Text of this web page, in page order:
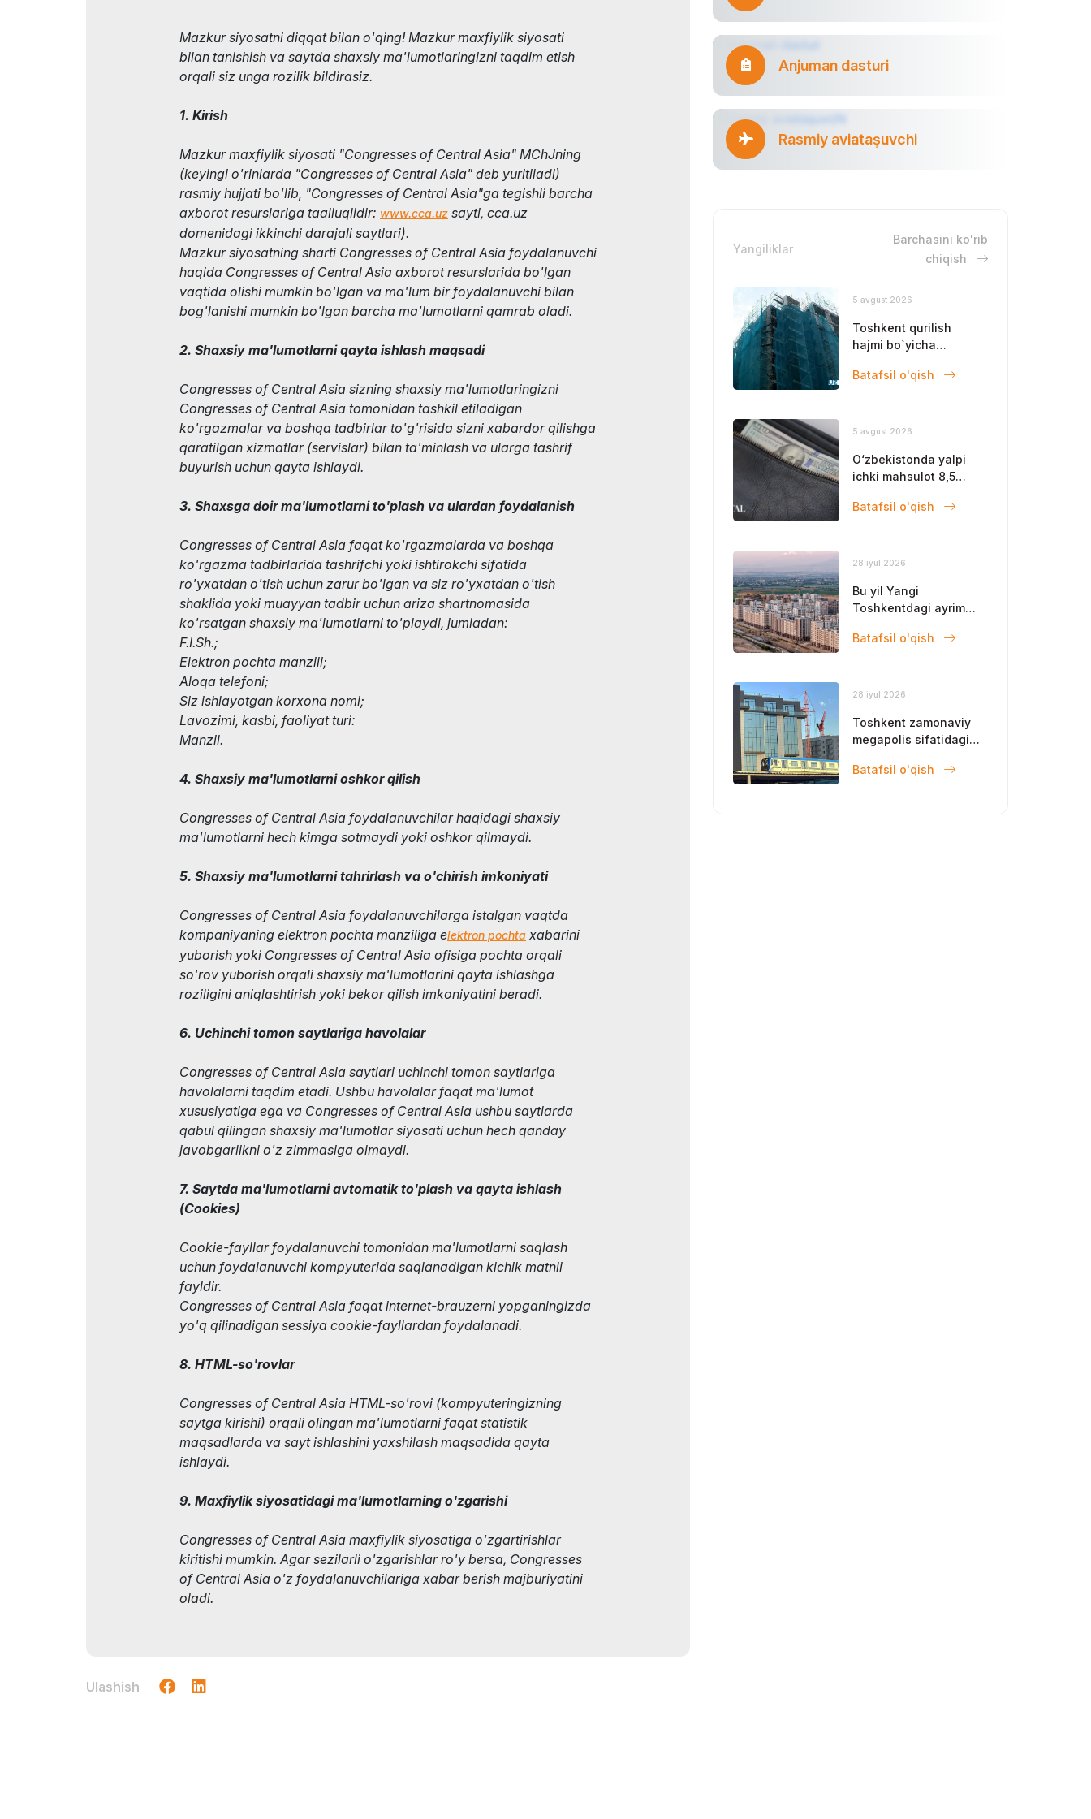
Mazkur siyosatni diqqat bilan o'qing! Mazkur maxfiylik siyosati
bilan tanishish va saytda shaxsiy ma'lumotlaringizni taqdim etish
orqali siz unga rozilik bildirasiz.
1. Kirish
Mazkur maxfiylik siyosati "Congresses of Central Asia" MChJning
(keyingi o'rinlarda "Congresses of Central Asia" deb yuritiladi)
rasmiy hujjati bo'lib, "Congresses of Central Asia"ga tegishli barcha
axborot resurslariga taalluqlidir: www.cca.uz sayti, cca.uz
domenidagi ikkinchi darajali saytlari).
Mazkur siyosatning sharti Congresses of Central Asia foydalanuvchi
haqida Congresses of Central Asia axborot resurslarida bo'lgan
vaqtida olishi mumkin bo'lgan va ma'lum bir foydalanuvchi bilan
bog'lanishi mumkin bo'lgan barcha ma'lumotlarni qamrab oladi.
2. Shaxsiy ma'lumotlarni qayta ishlash maqsadi
Congresses of Central Asia sizning shaxsiy ma'lumotlaringizni
Congresses of Central Asia tomonidan tashkil etiladigan
ko'rgazmalar va boshqa tadbirlar to'g'risida sizni xabardor qilishga
qaratilgan xizmatlar (servislar) bilan ta'minlash va ularga tashrif
buyurish uchun qayta ishlaydi.
3. Shaxsga doir ma'lumotlarni to'plash va ulardan foydalanish
Congresses of Central Asia faqat ko'rgazmalarda va boshqa
ko'rgazma tadbirlarida tashrifchi yoki ishtirokchi sifatida
ro'yxatdan o'tish uchun zarur bo'lgan va siz ro'yxatdan o'tish
shaklida yoki muayyan tadbir uchun ariza shartnomasida
ko'rsatgan shaxsiy ma'lumotlarni to'playdi, jumladan:
F.I.Sh.;
Elektron pochta manzili;
Aloqa telefoni;
Siz ishlayotgan korxona nomi;
Lavozimi, kasbi, faoliyat turi:
Manzil.
4. Shaxsiy ma'lumotlarni oshkor qilish
Congresses of Central Asia foydalanuvchilar haqidagi shaxsiy
ma'lumotlarni hech kimga sotmaydi yoki oshkor qilmaydi.
5. Shaxsiy ma'lumotlarni tahrirlash va o'chirish imkoniyati
Congresses of Central Asia foydalanuvchilarga istalgan vaqtda
kompaniyaning elektron pochta manziliga elektron pochta xabarini
yuborish yoki Congresses of Central Asia ofisiga pochta orqali
so'rov yuborish orqali shaxsiy ma'lumotlarini qayta ishlashga
roziligini aniqlashtirish yoki bekor qilish imkoniyatini beradi.
6. Uchinchi tomon saytlariga havolalar
Congresses of Central Asia saytlari uchinchi tomon saytlariga
havolalarni taqdim etadi. Ushbu havolalar faqat ma'lumot
xususiyatiga ega va Congresses of Central Asia ushbu saytlarda
qabul qilingan shaxsiy ma'lumotlar siyosati uchun hech qanday
javobgarlikni o'z zimmasiga olmaydi.
7. Saytda ma'lumotlarni avtomatik to'plash va qayta ishlash
(Сookies)
Cookie-fayllar foydalanuvchi tomonidan ma'lumotlarni saqlash
uchun foydalanuvchi kompyuterida saqlanadigan kichik matnli
fayldir.
Congresses of Central Asia faqat internet-brauzerni yopganingizda
yo'q qilinadigan sessiya cookie-fayllardan foydalanadi.
8. HTML-so'rovlar
Congresses of Central Asia HTML-so'rovi (kompyuteringizning
saytga kirishi) orqali olingan ma'lumotlarni faqat statistik
maqsadlarda va sayt ishlashini yaxshilash maqsadida qayta
ishlaydi.
9. Maxfiylik siyosatidagi ma'lumotlarning o'zgarishi
Congresses of Central Asia maxfiylik siyosatiga o'zgartirishlar
kiritishi mumkin. Agar sezilarli o'zgarishlar ro'y bersa, Congresses
of Central Asia o'z foydalanuvchilariga xabar berish majburiyatini
oladi.
Ulashish
Anjuman dasturi
Rasmiy aviataşuvchi
Yangiliklar
Barchasini ko'rib
chiqish
5 avgust 2026
Toshkent qurilish
hajmi bo`yicha
qoldi
Batafsil o'qish
5 avgust 2026
O‘zbekistonda yalpi
ichki mahsulot 8,5
Batafsil o'qish
28 iyul 2026
Bu yil Yangi
Toshkentdagi ayrim
tushadi
Batafsil o'qish
28 iyul 2026
Toshkent zamonaviy
megapolis sifatidagi
mustahkamlamoqda
Batafsil o'qish